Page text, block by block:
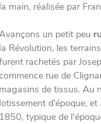
la main, réalisée par
un petit peu
la Révolution, les
rachetés par
commence rue de
magasins de tissus. Au
lotissement d'époque,
1850, typique de